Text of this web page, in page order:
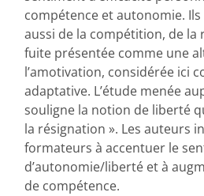
compétence et autonomie.
aussi de la compétition, de la
fuite présentée comme une
l’amotivation, considérée ici
adaptative. L’étude menée
souligne la notion de liberté
la résignation ». Les auteurs
formateurs à accentuer le
d’autonomie/liberté et à
de compétence.